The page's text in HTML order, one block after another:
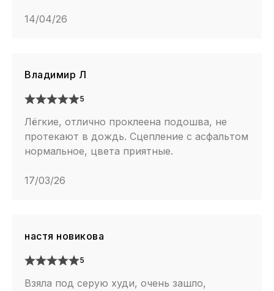
14/04/26
Владимир Л
5
Лёгкие, отлично проклеена подошва, не
протекают в дождь. Сцепление с асфальтом
нормальное, цвета приятные.
17/03/26
настя новикова
5
Взяла под серую худи, очень зашло,